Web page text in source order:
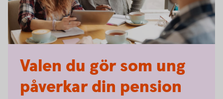
Valen du gör som ung
påverkar din pension